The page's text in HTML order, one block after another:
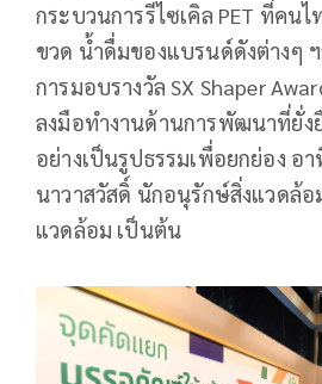
กระบวนการรีไซเคิล PET ที่คน
ขวด น้ำดื่มของแบรนด์ดังต่างๆ
การมอบรางวัล SX Shaper
ลงมือทำงานด้านการพัฒนาที่ยั่ง
อย่างเป็นรูปธรรมเพื่อยกย่อง อา
นาวาสวัสดิ์ นักอนุรักษ์สิ่งแวดล้อ
แวดล้อม เป็นต้น